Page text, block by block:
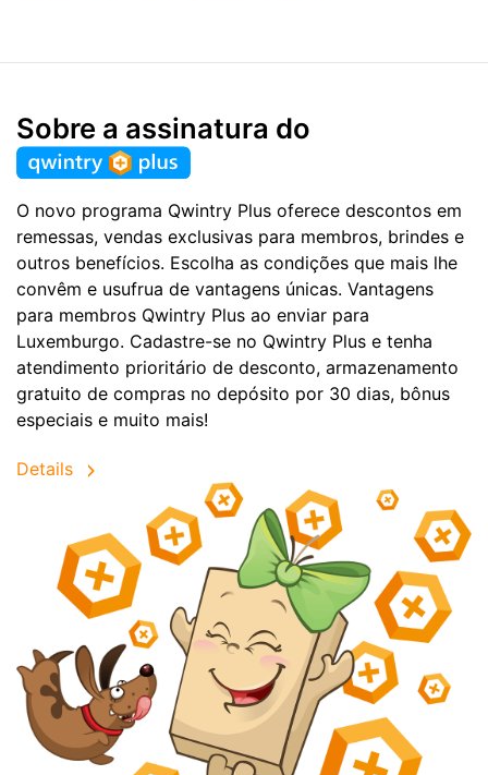
Sobre a assinatura do
O novo programa Qwintry Plus oferece descontos em
remessas, vendas exclusivas para membros, brindes e
outros benefícios. Escolha as condições que mais lhe
convêm e usufrua de vantagens únicas. Vantagens
para membros Qwintry Plus ao enviar para
Luxemburgo. Cadastre-se no Qwintry Plus e tenha
atendimento prioritário de desconto, armazenamento
gratuito de compras no depósito por 30 dias, bônus
especiais e muito mais!
Details